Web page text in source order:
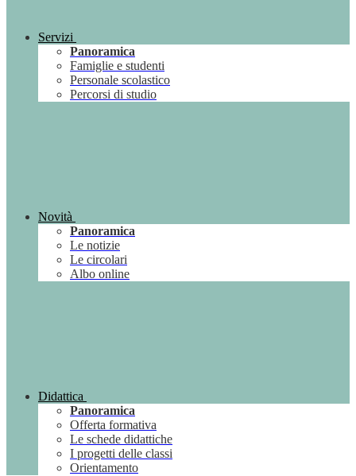
Servizi
Panoramica
Famiglie e studenti
Personale scolastico
Percorsi di studio
Novità
Panoramica
Le notizie
Le circolari
Albo online
Didattica
Panoramica
Offerta formativa
Le schede didattiche
I progetti delle classi
Orientamento